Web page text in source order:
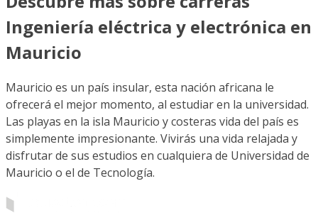
Ingeniería eléctrica y electrónica en
Mauricio
Mauricio es un país insular, esta nación africana le
ofrecerá el mejor momento, al estudiar en la universidad.
Las playas en la isla Mauricio y costeras vida del país es
simplemente impresionante. Vivirás una vida relajada y
disfrutar de sus estudios en cualquiera de Universidad de
Mauricio o el de Tecnología.